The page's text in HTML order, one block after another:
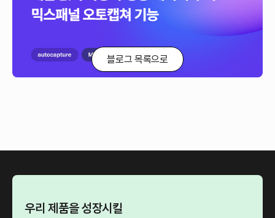
사용자 행동 데이터를 자동으로 수집하는 기능입니다.사용자 행동을 추적하고
싶었지만 내부 리소스가 부족해 추적하지 못했다면, 오토캡쳐 기능을
블로그 목록으로
우리 제품을 성장시킬